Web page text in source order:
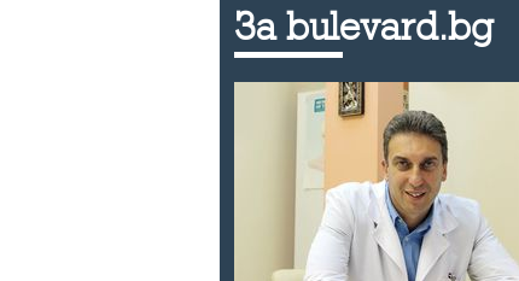
За bulevard.bg